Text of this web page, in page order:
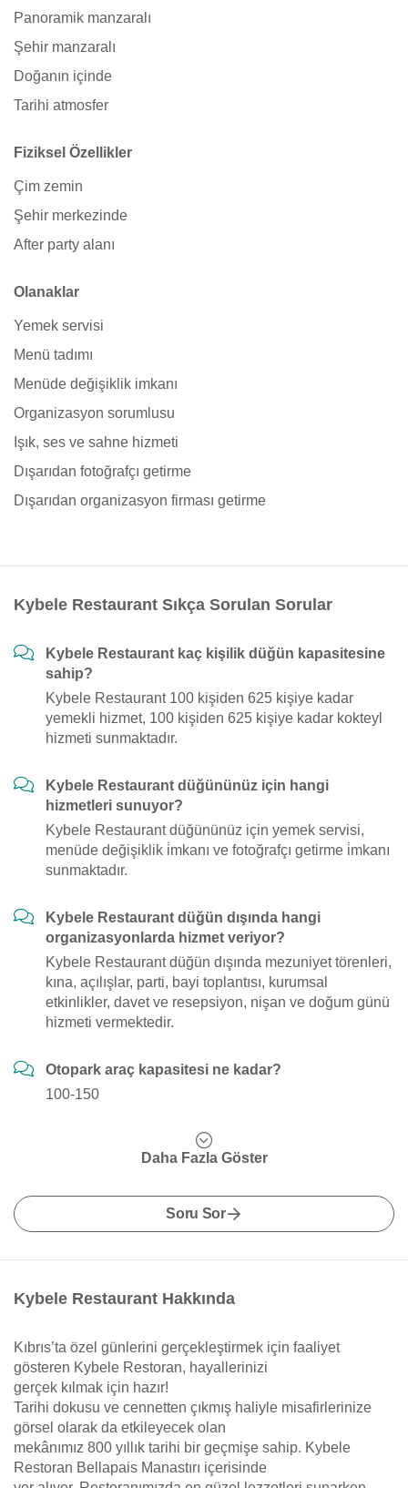
Panoramik manzaralı
Şehir manzaralı
Doğanın içinde
Tarihi atmosfer
Fiziksel Özellikler
Çim zemin
Şehir merkezinde
After party alanı
Olanaklar
Yemek servisi
Menü tadımı
Menüde değişiklik imkanı
Organizasyon sorumlusu
Işık, ses ve sahne hizmeti
Dışarıdan fotoğrafçı getirme
Dışarıdan organizasyon firması getirme
Kybele Restaurant Sıkça Sorulan Sorular
Kybele Restaurant kaç kişilik düğün kapasitesine
sahip?
Kybele Restaurant 100 kişiden 625 kişiye kadar
yemekli hizmet, 100 kişiden 625 kişiye kadar kokteyl
hizmeti sunmaktadır.
Kybele Restaurant düğününüz için hangi
hizmetleri sunuyor?
Kybele Restaurant düğününüz için yemek servisi,
menüde değişiklik i̇mkanı ve fotoğrafçı getirme i̇mkanı
sunmaktadır.
Kybele Restaurant düğün dışında hangi
organizasyonlarda hizmet veriyor?
Kybele Restaurant düğün dışında mezuniyet törenleri,
kına, açılışlar, parti, bayi toplantısı, kurumsal
etkinlikler, davet ve resepsiyon, nişan ve doğum günü
hizmeti vermektedir.
Otopark araç kapasitesi ne kadar?
100-150
Daha Fazla Göster
Soru Sor
Kybele Restaurant Hakkında
Kıbrıs’ta özel günlerini gerçekleştirmek için faaliyet
gösteren Kybele Restoran, hayallerinizi
gerçek kılmak için hazır!
Tarihi dokusu ve cennetten çıkmış haliyle misafirlerinize
görsel olarak da etkileyecek olan
mekânımız 800 yıllık tarihi bir geçmişe sahip. Kybele
Restoran Bellapais Manastırı içerisinde